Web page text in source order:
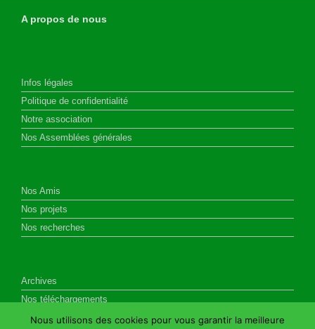
A propos de nous
Infos légales
Politique de confidentialité
Notre association
Nos Assemblées générales
Nos Amis
Nos projets
Nos recherches
Archives
Nos téléchargements
Nous utilisons des cookies pour vous garantir la meilleure